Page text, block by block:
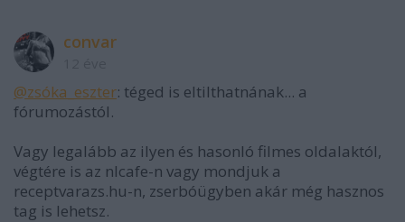
convar
@zsóka_eszter: téged is eltilthatnának... a
fórumozástól.
Vagy legalább az ilyen és hasonló filmes oldalaktól,
végtére is az nlcafe-n vagy mondjuk a
receptvarazs.hu-n, zserbóügyben akár még hasznos
tag is lehetsz.